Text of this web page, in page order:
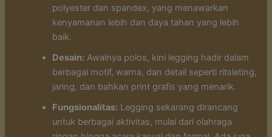
polyester dan spandex, yang menawarkan
kenyamanan lebih dan daya tahan yang lebih
baik.
Desain: Awalnya polos, kini legging hadir dalam
berbagai motif, warna, dan detail seperti ritsleting,
jaring, dan bahkan print grafis yang menarik.
Fungsionalitas: Legging sekarang dirancang
untuk berbagai aktivitas, mulai dari olahraga